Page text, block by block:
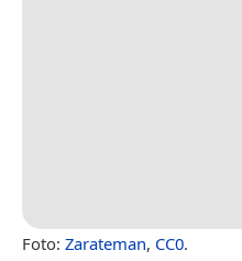
Foto: Zarateman, CC0.